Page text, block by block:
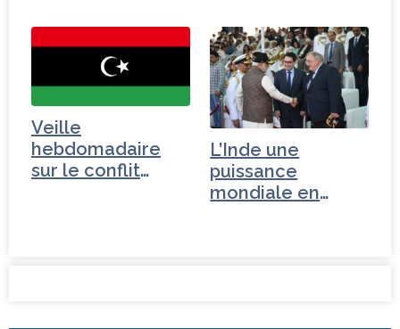
Veille
hebdomadaire
sur le conflit
L’Inde une
puissance
mondiale en